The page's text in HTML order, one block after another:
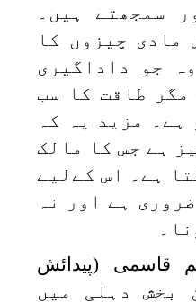
سمجھتے ہیں۔
مادی چیزوں کا
جو داداگیری
مگر طاقت کا سب
مزید یہ کہ
ہے جس کا مالک
ہے۔ اس کےلیے
ہے اور نہ
قاسمی (پیدائش
بخش دہلی میں